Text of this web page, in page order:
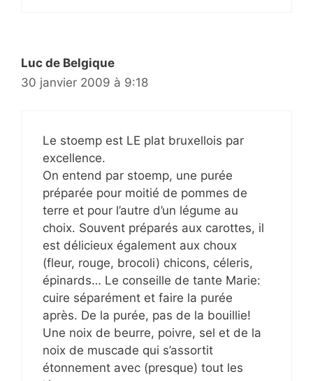
Luc de Belgique
30 janvier 2009 à 9:18
Le stoemp est LE plat bruxellois par
excellence.
On entend par stoemp, une purée
préparée pour moitié de pommes de
terre et pour l’autre d’un légume au
choix. Souvent préparés aux carottes, il
est délicieux également aux choux
(fleur, rouge, brocoli) chicons, céleris,
épinards… Le conseille de tante Marie:
cuire séparément et faire la purée
après. De la purée, pas de la bouillie!
Une noix de beurre, poivre, sel et de la
noix de muscade qui s’assortit
étonnement avec (presque) tout les